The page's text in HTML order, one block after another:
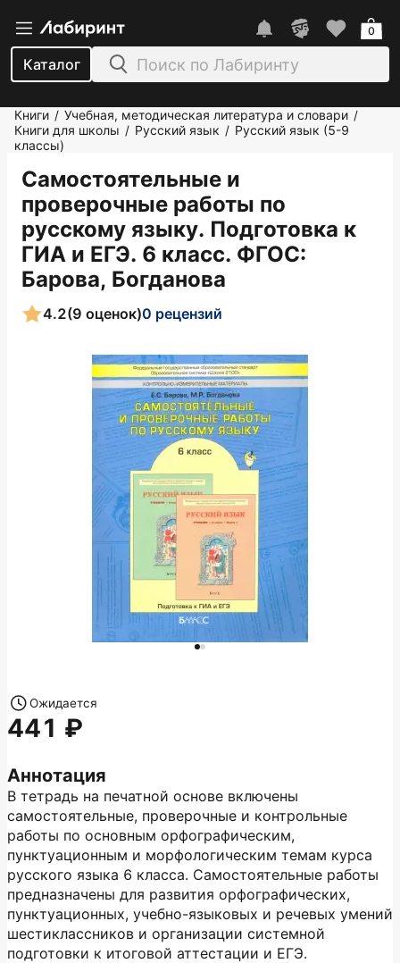
Каталог
0
Книги / Учебная, методическая литература и словари /
Книги для школы / Русский язык / Русский язык (5-9
классы)
Самостоятельные и
проверочные работы по
русскому языку. Подготовка к
ГИА и ЕГЭ. 6 класс. ФГОС:
Барова, Богданова
4.2(9 оценок)0 рецензий
Аннотация
В тетрадь на печатной основе включены
самостоятельные, проверочные и контрольные
работы по основным орфографическим,
пунктуационным и морфологическим темам курса
русского языка 6 класса. Самостоятельные работы
предназначены для развития орфографических,
пунктуационных, учебно-языковых и речевых умений
шестиклассников и организации системной
подготовки к итоговой аттестации и ЕГЭ.
Ожидается
441